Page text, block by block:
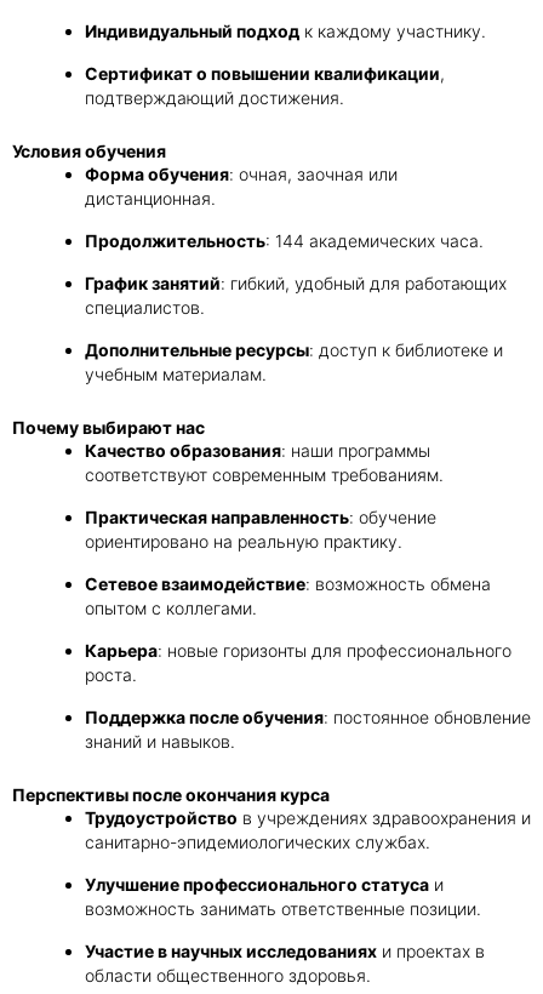
Индивидуальный подход к каждому участнику.
Сертификат о повышении квалификации,
подтверждающий достижения.
Условия обучения
Форма обучения: очная, заочная или
дистанционная.
Продолжительность: 144 академических часа.
График занятий: гибкий, удобный для работающих
специалистов.
Дополнительные ресурсы: доступ к библиотеке и
учебным материалам.
Почему выбирают нас
Качество образования: наши программы
соответствуют современным требованиям.
Практическая направленность: обучение
ориентировано на реальную практику.
Сетевое взаимодействие: возможность обмена
опытом с коллегами.
Карьера: новые горизонты для профессионального
роста.
Поддержка после обучения: постоянное обновление
знаний и навыков.
Перспективы после окончания курса
Трудоустройство в учреждениях здравоохранения и
санитарно-эпидемиологических службах.
Улучшение профессионального статуса и
возможность занимать ответственные позиции.
Участие в научных исследованиях и проектах в
области общественного здоровья.